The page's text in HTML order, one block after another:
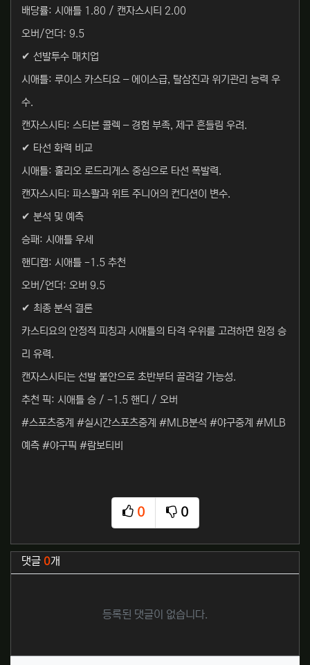
배당률: 시애틀 1.80 / 캔자스시티 2.00
오버/언더: 9.5
✔ 선발투수 매치업
시애틀: 루이스 카스티요 – 에이스급, 탈삼진과 위기관리 능력 우
수.
캔자스시티: 스티븐 콜렉 – 경험 부족, 제구 흔들림 우려.
✔ 타선 화력 비교
시애틀: 훌리오 로드리게스 중심으로 타선 폭발력.
캔자스시티: 파스콸과 위트 주니어의 컨디션이 변수.
✔ 분석 및 예측
승패: 시애틀 우세
핸디캡: 시애틀 -1.5 추천
오버/언더: 오버 9.5
✔ 최종 분석 결론
카스티요의 안정적 피칭과 시애틀의 타격 우위를 고려하면 원정 승
리 유력.
캔자스시티는 선발 불안으로 초반부터 끌려갈 가능성.
추천 픽: 시애틀 승 / -1.5 핸디 / 오버
#스포츠중계 #실시간스포츠중계 #MLB분석 #야구중계 #MLB
예측 #야구픽 #람보티비
0
추천
0
비추천
관련자료
댓글 0개
등록된 댓글이 없습니다.